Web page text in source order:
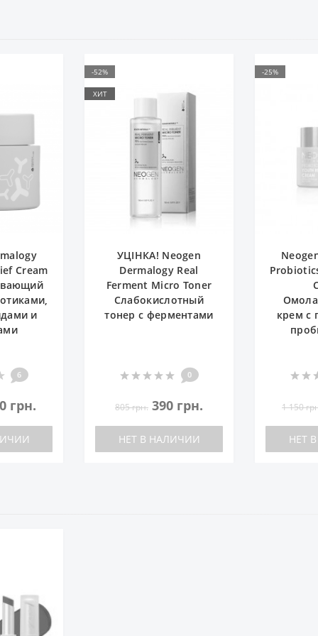
Real
Toner
0
грн.
-25%
Neogen Dermalogy
Probiotics Youth Repair
Cream
Омолаживающий
крем с пептидами и
0
1 150 грн. 860 грн.
НЕТ В НАЛИЧИИ
Веган🌱
НЕТ